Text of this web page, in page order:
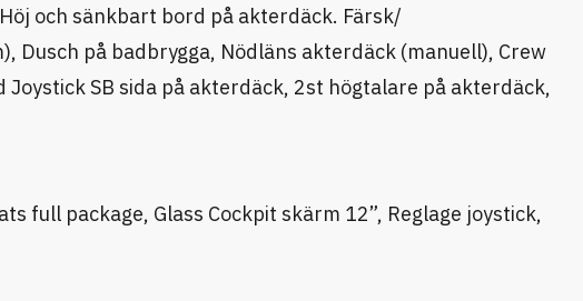
och sänkbart bord på akterdäck. Färsk/
Dusch på badbrygga, Nödläns akterdäck (manuell), Crew
SB sida på akterdäck, 2st högtalare på akterdäck,
full package, Glass Cockpit skärm 12”, Reglage joystick,